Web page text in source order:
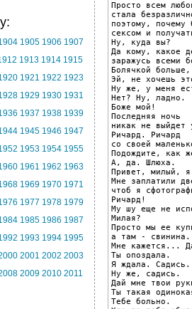
1905 1906 1907
1913 1914 1915
1921 1922 1923
1929 1930 1931
1937 1938 1939
1945 1946 1947
1953 1954 1955
1961 1962 1963
1969 1970 1971
1977 1978 1979
1985 1986 1987
1993 1994 1995
2001 2002 2003
2009 2010 2011
Просто всем
стала
поэтому, почему
сексом и
Ну, куда вы?
Да кому, какое
заражусь всеми
Болячкой
Эй, не хочешь
Ну же, у меня
Нет? Ну, ладно.
Боже мой!
Последняя ночь
никак не
Ричард. Ричард
со своей
Подождите, как
А, да. Шлюха.
Привет, милый, я
Мне заплатили
чтоб я
Ричард!
Му шу еще не
Милая?
Просто мы ее
а там - свинина.
Мне кажется...
Ты опоздала.
Я ждала. Садись.
Ну же, садись.
Дай мне твои
Ты такая
Тебе больно.